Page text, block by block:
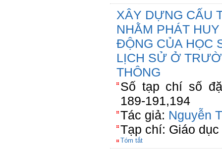
XÂY DỰNG CẤU
NHẰM PHÁT
ĐỘNG CỦA HỌC
LỊCH SỬ Ở
THÔNG
Số tạp chí số
189-191,194
Tác giả: Nguyễn
Tạp chí: Giáo dục
Tóm tắt